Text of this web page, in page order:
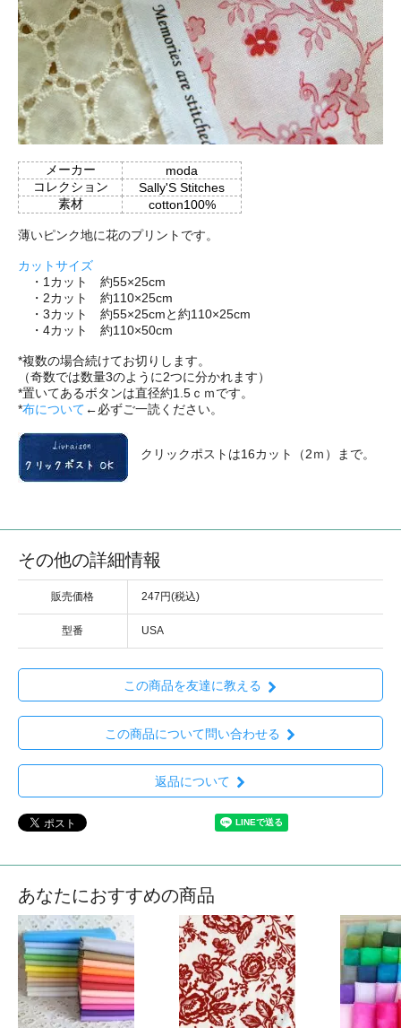
メーカー
moda
コレクション
Sally'S Stitches
素材
cotton100%
薄いピンク地に花のプリントです。
カットサイズ
・1カット 約55×25cm
・2カット 約110×25cm
・3カット 約55×25cmと約110×25cm
・4カット 約110×50cm
*複数の場合続けてお切りします。
（奇数では数量3のように2つに分かれます）
*置いてあるボタンは直径約1.5ｃｍです。
*布について ←必ずご一読ください。
クリックポストは16カット（2ｍ）まで。
その他の詳細情報
販売価格 247円(税込)
型番 USA
この商品を友達に教える
この商品について問い合わせる
返品について
あなたにおすすめの商品